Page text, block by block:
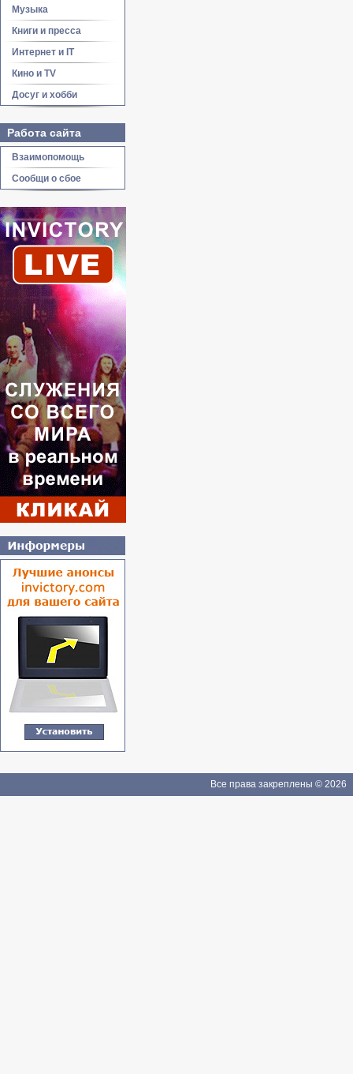
Музыка
Книги и пресса
Интернет и IT
Кино и TV
Досуг и хобби
Работа сайта
Взаимопомощь
Сообщи о сбое
Все права закреплены © 2026